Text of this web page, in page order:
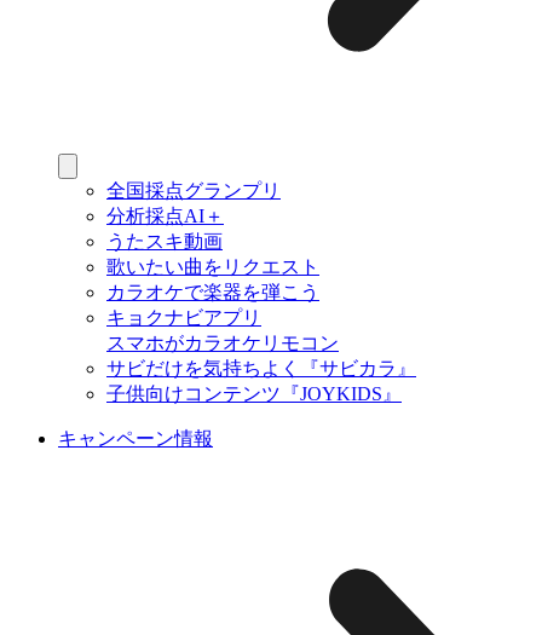
全国採点グランプリ
分析採点AI＋
うたスキ動画
歌いたい曲をリクエスト
カラオケで楽器を弾こう
キョクナビアプリ
スマホがカラオケリモコン
サビだけを気持ちよく『サビカラ』
子供向けコンテンツ『JOYKIDS』
キャンペーン情報